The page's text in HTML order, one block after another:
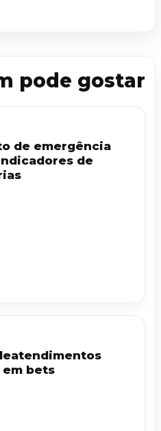
pode gostar
de emergência
de
em bets